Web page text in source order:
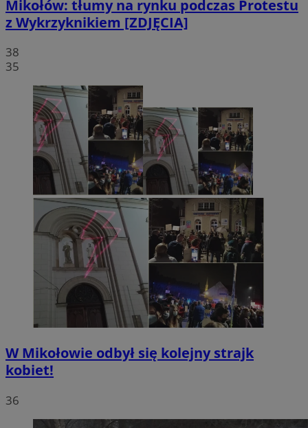
Mikołów: tłumy na rynku podczas Protestu
z Wykrzyknikiem [ZDJĘCIA]
38
35
W Mikołowie odbył się kolejny strajk
kobiet!
36